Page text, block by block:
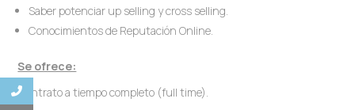
Saber potenciar up selling y cross selling.
Conocimientos de Reputación Online.
Se ofrece:
Contrato a tiempo completo (full time).